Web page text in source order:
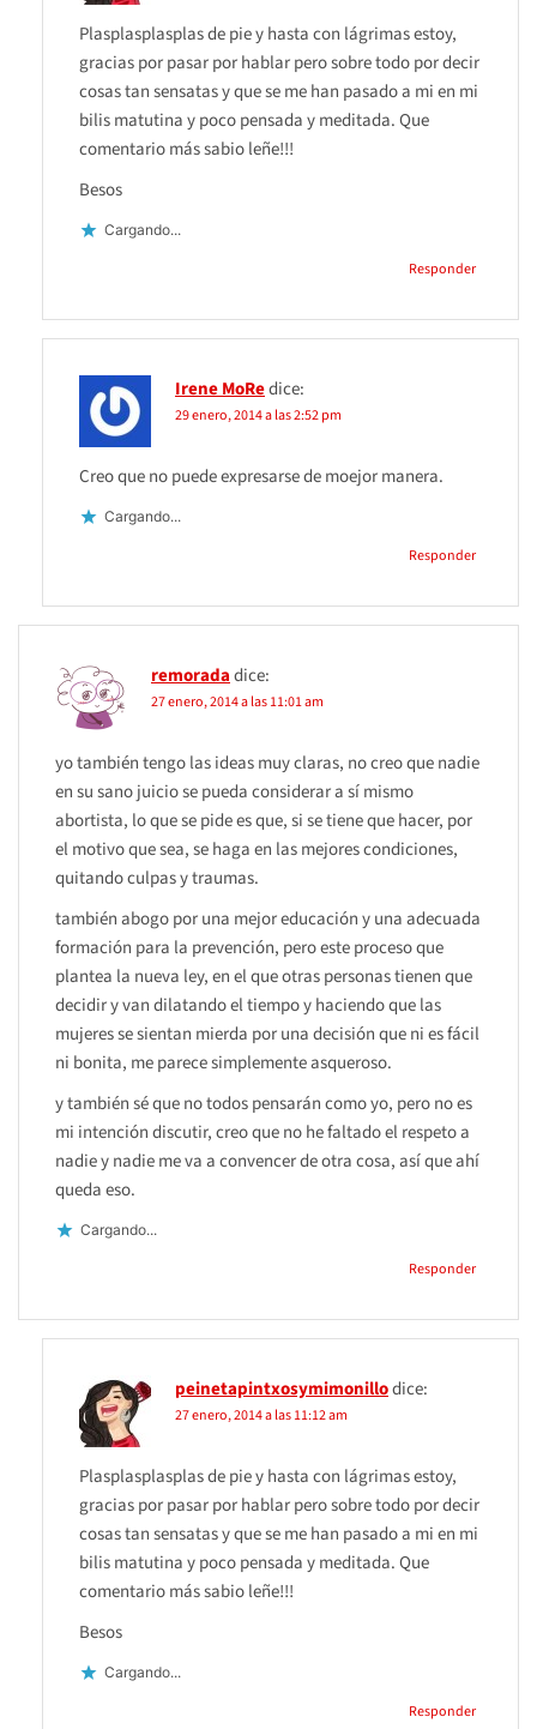
Plasplasplasplas de pie y hasta con lágrimas estoy,
gracias por pasar por hablar pero sobre todo por decir
cosas tan sensatas y que se me han pasado a mi en mi
bilis matutina y poco pensada y meditada. Que
comentario más sabio leñe!!!
Besos
Cargando...
Responder
Irene MoRedice:
29 enero, 2014 a las 2:52 pm
Creo que no puede expresarse de moejor manera.
Cargando...
Responder
remoradadice:
27 enero, 2014 a las 11:01 am
yo también tengo las ideas muy claras, no creo que nadie
en su sano juicio se pueda considerar a sí mismo
abortista, lo que se pide es que, si se tiene que hacer, por
el motivo que sea, se haga en las mejores condiciones,
quitando culpas y traumas.
también abogo por una mejor educación y una adecuada
formación para la prevención, pero este proceso que
plantea la nueva ley, en el que otras personas tienen que
decidir y van dilatando el tiempo y haciendo que las
mujeres se sientan mierda por una decisión que ni es fácil
ni bonita, me parece simplemente asqueroso.
y también sé que no todos pensarán como yo, pero no es
mi intención discutir, creo que no he faltado el respeto a
nadie y nadie me va a convencer de otra cosa, así que ahí
queda eso.
Cargando...
Responder
peinetapintxosymimonillodice:
27 enero, 2014 a las 11:12 am
Plasplasplasplas de pie y hasta con lágrimas estoy,
gracias por pasar por hablar pero sobre todo por decir
cosas tan sensatas y que se me han pasado a mi en mi
bilis matutina y poco pensada y meditada. Que
comentario más sabio leñe!!!
Besos
Cargando...
Responder